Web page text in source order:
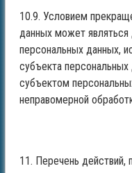
10.9. Условием
данных может
персональных данных,
субъекта
субъектом
неправомерной
11. Перечень